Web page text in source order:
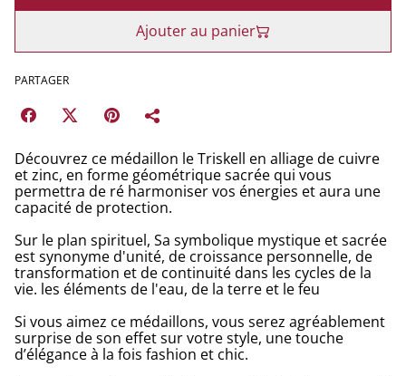
Ajouter au panier
PARTAGER
Découvrez ce médaillon le Triskell en alliage de cuivre
et zinc, en forme géométrique sacrée qui vous
permettra de ré harmoniser vos énergies et aura une
capacité de protection.
Sur le plan spirituel, Sa symbolique mystique et sacrée
est synonyme d'unité, de croissance personnelle, de
transformation et de continuité dans les cycles de la
vie. les éléments de l'eau, de la terre et le feu
Si vous aimez ce médaillons, vous serez agréablement
surprise de son effet sur votre style, une touche
d’élégance à la fois fashion et chic.